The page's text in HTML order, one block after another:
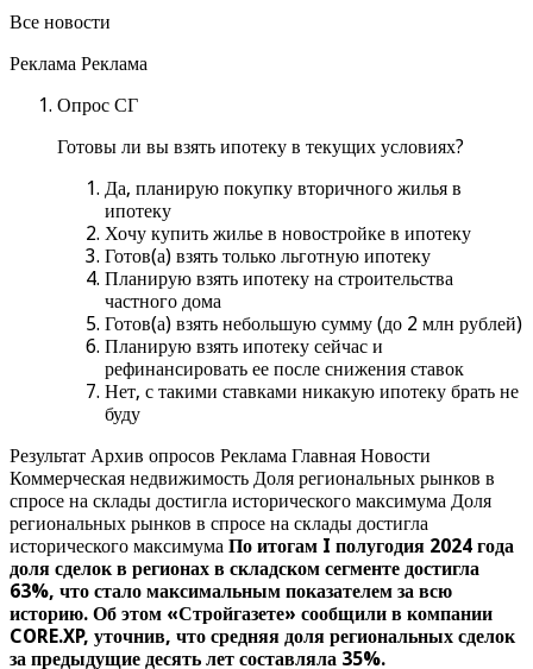
Все новости
Реклама Реклама
Опрос СГ
Готовы ли вы взять ипотеку в текущих условиях?
Да, планирую покупку вторичного жилья в
ипотеку
Хочу купить жилье в новостройке в ипотеку
Готов(а) взять только льготную ипотеку
Планирую взять ипотеку на строительства
частного дома
Готов(а) взять небольшую сумму (до 2 млн рублей)
Планирую взять ипотеку сейчас и
рефинансировать ее после снижения ставок
Нет, с такими ставками никакую ипотеку брать не
буду
Результат Архив опросов Реклама Главная Новости
Коммерческая недвижимость Доля региональных рынков в
спросе на склады достигла исторического максимума Доля
региональных рынков в спросе на склады достигла
исторического максимума По итогам I полугодия 2024 года
доля сделок в регионах в складском сегменте достигла
63%, что стало максимальным показателем за всю
историю. Об этом «Стройгазете» сообщили в компании
CORE.XP, уточнив, что средняя доля региональных сделок
за предыдущие десять лет составляла 35%.